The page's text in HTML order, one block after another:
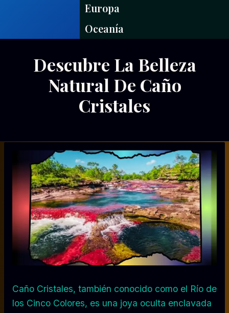
Europa
Oceanía
Descubre La Belleza
Natural De Caño
Cristales
Otálvaro
Betancur
Caño Cristales, también conocido como el Río de
los Cinco Colores, es una joya oculta enclavada